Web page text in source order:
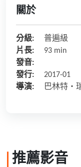
關於
分級:
普遍級
片長:
93 min
發音:
發行:
2017-01
導演:
巴林特・
推薦影音